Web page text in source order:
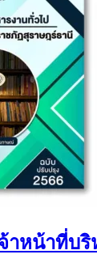
าหน้าที่บริ